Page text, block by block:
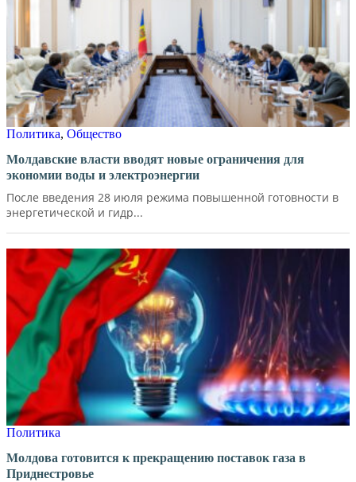
Политика, Общество
Молдавские власти вводят новые ограничения для
экономии воды и электроэнергии
После введения 28 июля режима повышенной готовности в
энергетической и гидр...
Политика
Молдова готовится к прекращению поставок газа в
Приднестровье